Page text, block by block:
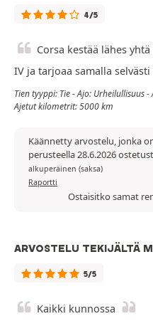
4/5
Corsa kestää lähes
IV ja tarjoaa samalla
Tien tyyppi: Tie - Ajo: Urheilullisuus
Ajetut kilometrit: 5000 km
Käännetty arvostelu, jonka
perusteella 28.6.2026
alkuperäinen (saksa)
Raportti
Ostaisitko samat
ARVOSTELU TEKIJÄLTÄ
5/5
Kaikki kunnossa